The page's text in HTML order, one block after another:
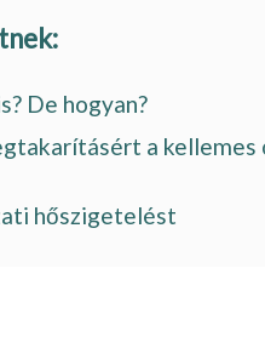
De hogyan?
a kellemes
hőszigetelést